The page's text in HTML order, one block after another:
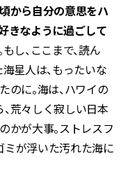
から自分の意思をハ
きなように過ごして
し、ここまで、読ん
星人は、もったいな
のに。海は、ハワイの
荒々しく寂しい日本
かが大事。ストレスフ
が浮いた汚れた海に